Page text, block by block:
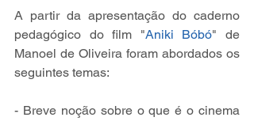
A partir da apresentação do caderno
pedagógico do film "Aniki Bóbó" de
Manoel de Oliveira foram abordados os
seguintes temas:
- Breve noção sobre o que é o cinema